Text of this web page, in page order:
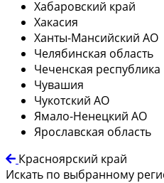
Хабаровский край
Хакасия
Ханты-Мансийский АО
Челябинская область
Чеченская республика
Чувашия
Чукотский АО
Ямало-Ненецкий АО
Ярославская область
Красноярский край
Искать по выбранному